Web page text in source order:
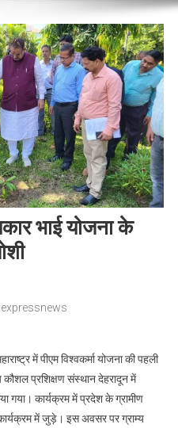
भाई योजना के
में पीएम विश्वकर्मा योजना की पहली
कौशल प्रशिक्षण संस्थान देहरादून में
गया। कार्यक्रम में प्रदेश के ग्रामीण
में जुड़े। इस अवसर पर ग्राम्य